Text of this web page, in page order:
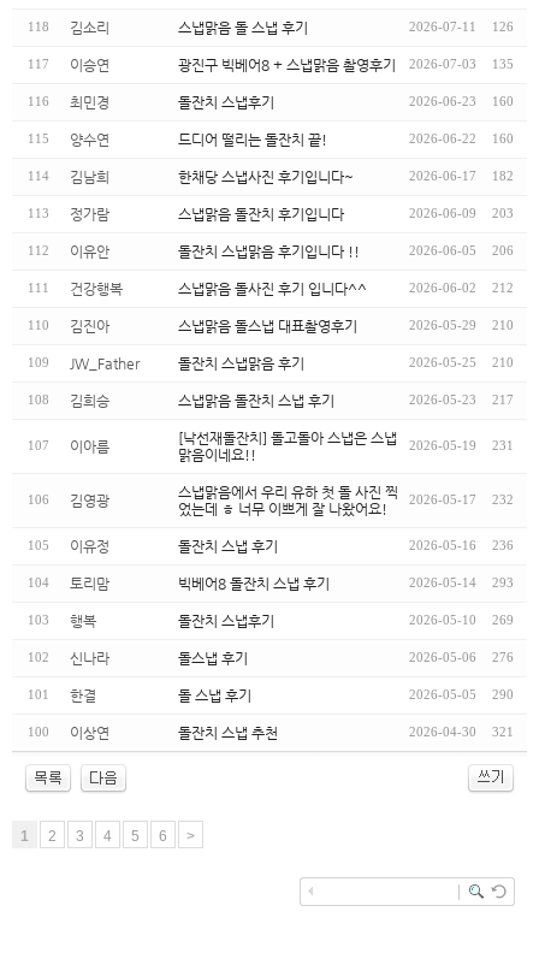
118 김소리 스냅맑음 돌 스냅 후기 2026-07-11 126
117 이승연 광진구 빅베어8 + 스냅맑음 촬영후기 2026-07-03 135
116 최민경 돌잔치 스냅후기 2026-06-23 160
115 양수연 드디어 떨리는 돌잔치 끝! 2026-06-22 160
114 김남희 한채당 스냅사진 후기입니다~ 2026-06-17 182
113 정가람 스냅맑음 돌잔치 후기입니다 2026-06-09 203
112 이유안 돌잔치 스냅맑음 후기입니다 !! 2026-06-05 206
111 건강행복 스냅맑음 돌사진 후기 입니다^^ 2026-06-02 212
110 김진아 스냅맑음 돌스냅 대표촬영후기 2026-05-29 210
109 JW_Father 돌잔치 스냅맑음 후기 2026-05-25 210
108 김희승 스냅맑음 돌잔치 스냅 후기 2026-05-23 217
107 이아름
[낙선재돌잔치] 돌고돌아 스냅은 스냅
맑음이네요!!
2026-05-19 231
106 김영광
스냅맑음에서 우리 유하 첫 돌 사진 찍
었는데 ㅎ 너무 이쁘게 잘 나왔어요!
2026-05-17 232
105 이유정 돌잔치 스냅 후기 2026-05-16 236
104 토리맘 빅베어8 돌잔치 스냅 후기 2026-05-14 293
103 행복 돌잔치 스냅후기 2026-05-10 269
102 신나라 돌스냅 후기 2026-05-06 276
101 한결 돌 스냅 후기 2026-05-05 290
100 이상연 돌잔치 스냅 추천 2026-04-30 321
1 2 3 4 5 6 >